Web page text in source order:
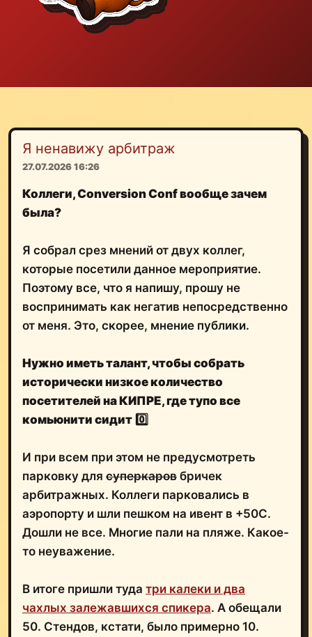
Я ненавижу арбитраж
27.07.2026 16:26
Коллеги, Conversion Conf вообще зачем
была?
Я собрал срез мнений от двух коллег,
которые посетили данное мероприятие.
Поэтому все, что я напишу, прошу не
воспринимать как негатив непосредственно
от меня. Это, скорее, мнение публики.
Нужно иметь талант, чтобы собрать
исторически низкое количество
посетителей на КИПРЕ, где тупо все
комьюнити сидит 0️⃣
И при всем при этом не предусмотреть
парковку для суперкаров бричек
арбитражных. Коллеги парковались в
аэропорту и шли пешком на ивент в +50С.
Дошли не все. Многие пали на пляже. Какое-
то неуважение.
В итоге пришли туда три калеки и два
чахлых залежавшихся спикера. А обещали
50. Стендов, кстати, было примерно 10.